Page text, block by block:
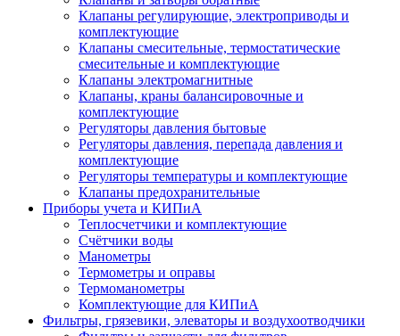
Клапаны регулирующие, электроприводы и
комплектующие
Клапаны смесительные, термостатические
смесительные и комплектующие
Клапаны электромагнитные
Клапаны, краны балансировочные и
комплектующие
Регуляторы давления бытовые
Регуляторы давления, перепада давления и
комплектующие
Регуляторы температуры и комплектующие
Клапаны предохранительные
Приборы учета и КИПиА
Теплосчетчики и комплектующие
Счётчики воды
Манометры
Термометры и оправы
Термоманометры
Комплектующие для КИПиА
Фильтры, грязевики, элеваторы и воздухоотводчики